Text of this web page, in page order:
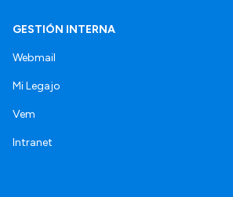
GESTIÓN INTERNA
Webmail
Mi Legajo
Vem
Intranet